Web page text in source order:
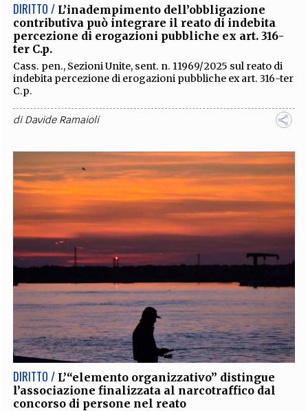
DIRITTO / L’inadempimento dell’obbligazione
contributiva può integrare il reato di indebita
percezione di erogazioni pubbliche ex art. 316-
ter C.p.
Cass. pen., Sezioni Unite, sent. n. 11969/2025 sul reato di
indebita percezione di erogazioni pubbliche ex art. 316-ter
C.p.
diDavide Ramaioli
DIRITTO / L’“elemento organizzativo” distingue
l’associazione finalizzata al narcotraffico dal
concorso di persone nel reato